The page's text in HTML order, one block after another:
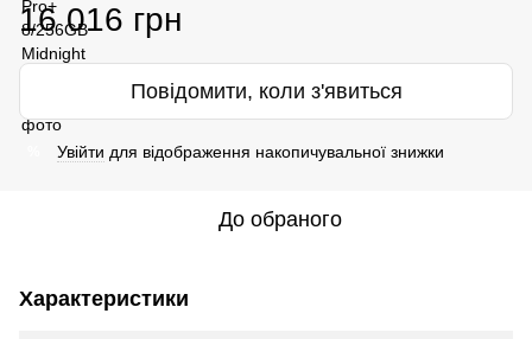
16 016 грн
Повідомити, коли з'явиться
Увійти для відображення накопичувальної знижки
До обраного
Характеристики